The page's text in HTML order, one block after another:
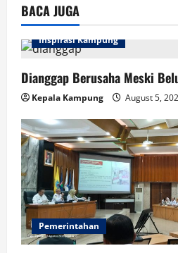
BACA JUGA
Inspirasi Kampung
Dianggap Berusaha Meski
Kepala Kampung August 5,
Pemerintahan